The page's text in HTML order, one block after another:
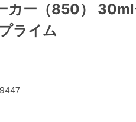
カー（850） 30ml
ライム